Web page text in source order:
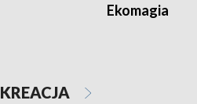
Ekomagia